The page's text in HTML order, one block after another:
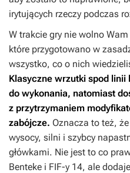
irytujących rzeczy podczas
W trakcie gry nie wolno
które przygotowano w
wszystko, co o nich
Klasyczne wrzutki spod
do wykonania, natomiast
z przytrzymaniem
zabójcze. Oznacza to też,
wysocy, silni i szybcy
główkami. Nie jest to co
Benteke i FIF-y 14, ale